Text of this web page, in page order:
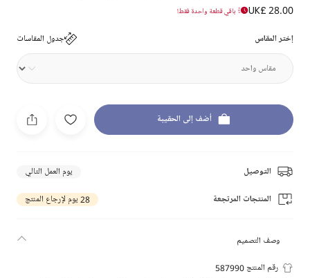
UK£ 28.00
باقي قطعة واحدة فقط!
إختر المقاس جدول المقاسات
أضف إلى الحقيبة
التوصيل يوم العمل التالي
المنتجات المرتجعة 28 يوم لإرجاع المنتج
وصف التصميم
رقم المنتج 587990